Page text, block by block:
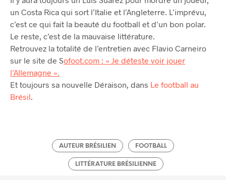
un Costa Rica qui sort l’Italie et l’Angleterre. L’imprévu,
c’est ce qui fait la beauté du football et d’un bon polar.
Le reste, c’est de la mauvaise littérature.
Retrouvez la totalité de l’entretien avec Flavio Carneiro
sur le site de Sofoot.com : « Je déteste voir jouer
l’Allemagne ».
Et toujours sa nouvelle Déraison, dans Le football au
Brésil.
AUTEUR BRÉSILIEN FOOTBALL
LITTÉRATURE BRÉSILIENNE